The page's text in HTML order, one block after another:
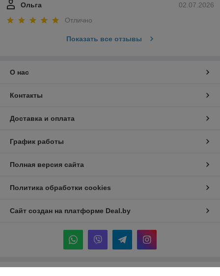
02.07.2026
Ольга
Отлично
Показать все отзывы
О нас
Контакты
Доставка и оплата
График работы
Полная версия сайта
Политика обработки cookies
Сайт создан на платформе Deal.by